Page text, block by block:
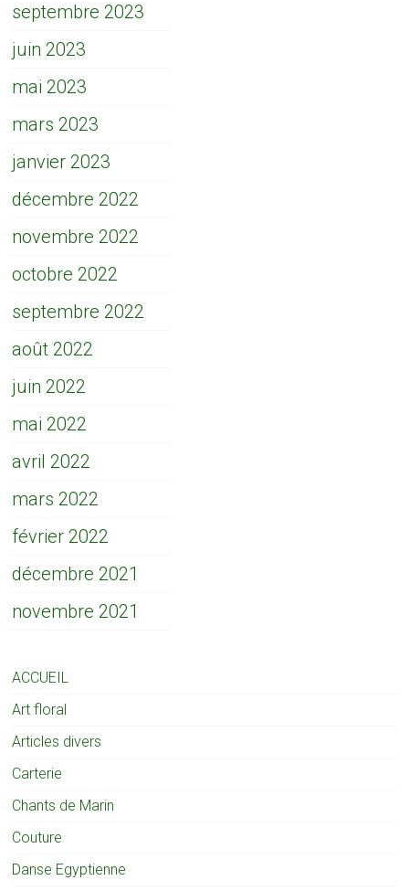
septembre 2023
juin 2023
mai 2023
mars 2023
janvier 2023
décembre 2022
novembre 2022
octobre 2022
septembre 2022
août 2022
juin 2022
mai 2022
avril 2022
mars 2022
février 2022
décembre 2021
novembre 2021
ACCUEIL
Art floral
Articles divers
Carterie
Chants de Marin
Couture
Danse Egyptienne